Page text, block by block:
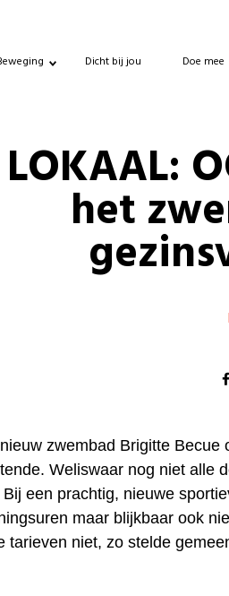
Dicht bij jou Doe mee
LOKAAL:
het
zwembad Brigitte Becue
Weliswaar nog niet alle
Bij een prachtig, nieuwe
maar blijkbaar ook
tarieven niet, zo stelde